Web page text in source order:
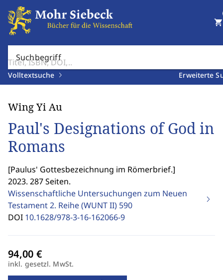
Suchbegriff
Volltextsuche Erweiterte
shopping_cart
Wing Yi Au
Paul's Designations of God in
Romans
[Paulus' Gottesbezeichnung im Römerbrief.]
2023. 287 Seiten.
Wissenschaftliche Untersuchungen zum Neuen
Testament 2. Reihe (WUNT II) 590
DOI 10.1628/978-3-16-162066-9
inkl. gesetzl. MwSt.